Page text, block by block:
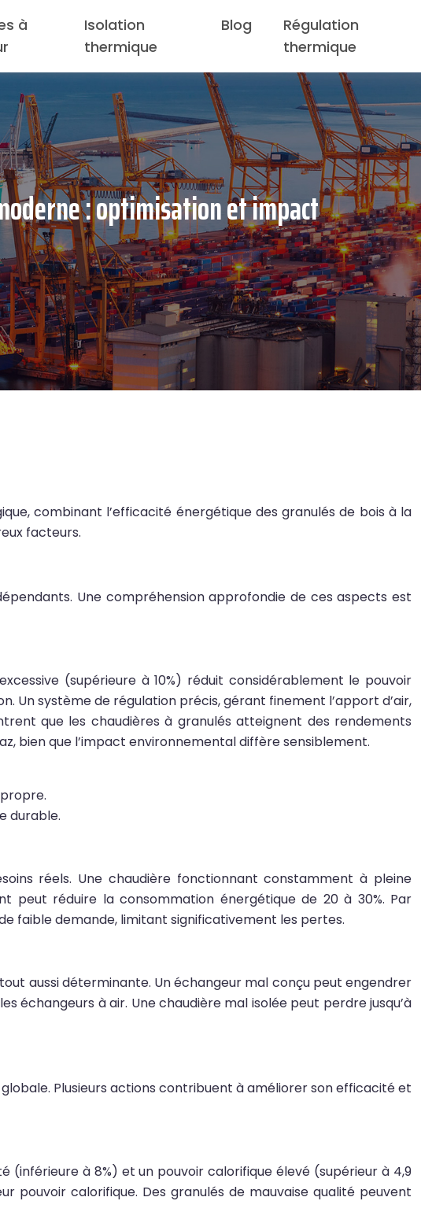
à
Isolation
thermique
Blog
Régulation
thermique
: optimisation et impact
combinant l’efficacité énergétique des granulés de bois à la
facteurs.
Une compréhension approfondie de ces aspects est
(supérieure à 10%) réduit considérablement le pouvoir
Un système de régulation précis, gérant finement l’apport d’air,
que les chaudières à granulés atteignent des rendements
bien que l’impact environnemental diffère sensiblement.
durable.
réels. Une chaudière fonctionnant constamment à pleine
peut réduire la consommation énergétique de 20 à 30%. Par
faible demande, limitant significativement les pertes.
aussi déterminante. Un échangeur mal conçu peut engendrer
échangeurs à air. Une chaudière mal isolée peut perdre jusqu’à
Plusieurs actions contribuent à améliorer son efficacité et
(inférieure à 8%) et un pouvoir calorifique élevé (supérieur à 4,9
pouvoir calorifique. Des granulés de mauvaise qualité peuvent